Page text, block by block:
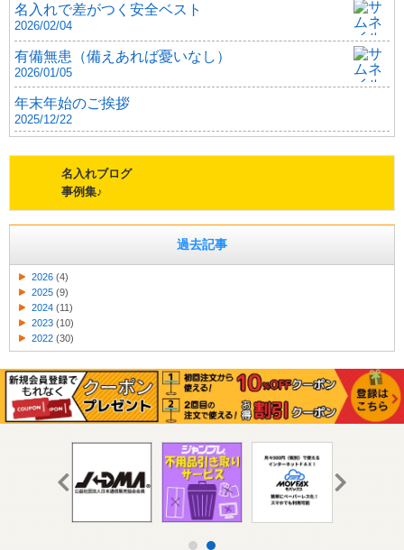
名入れで差がつく安全ベスト
2026/02/04
有備無患（備えあれば憂いなし）
2026/01/05
年末年始のご挨拶
2025/12/22
名入れブログ
事例集♪
過去記事
2026 (4)
2025 (9)
2024 (11)
2023 (10)
2022 (30)